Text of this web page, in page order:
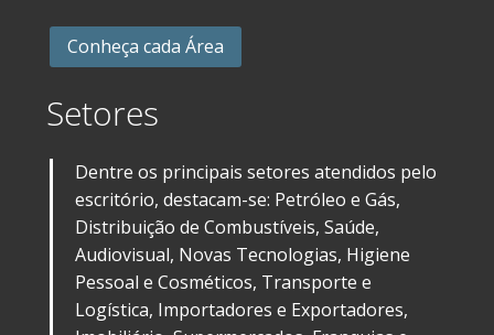
Conheça cada Área
Setores
Dentre os principais setores atendidos pelo
escritório, destacam-se: Petróleo e Gás,
Distribuição de Combustíveis, Saúde,
Audiovisual, Novas Tecnologias, Higiene
Pessoal e Cosméticos, Transporte e
Logística, Importadores e Exportadores,